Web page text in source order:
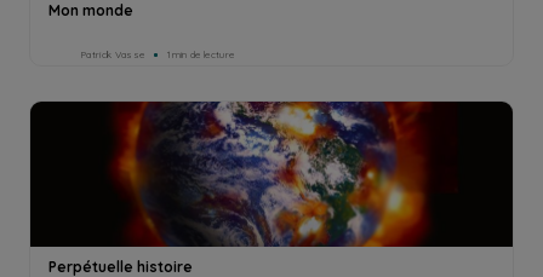
Mon monde
Patrick Vasse 1min de lecture
Perpétuelle histoire